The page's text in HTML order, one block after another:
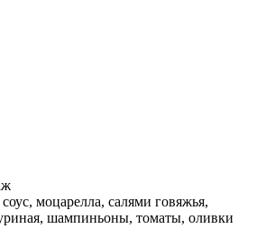
моцарелла, салями говяжья,
шампиньоны, томаты, оливки